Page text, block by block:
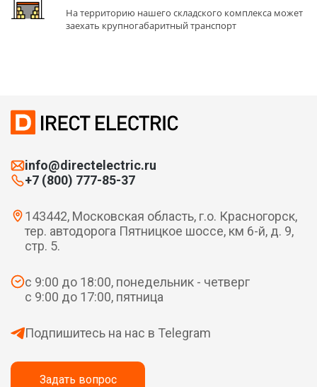
На территорию нашего складского комплекса может
заехать крупногабаритный транспорт
info@directelectric.ru
+7 (800) 777-85-37
143442, Московская область, г.о. Красногорск,
тер. автодорога Пятницкое шоссе, км 6-й, д. 9,
стр. 5.
с 9:00 до 18:00, понедельник - четверг
с 9:00 до 17:00, пятница
Подпишитесь на нас в Telegram
Задать вопрос